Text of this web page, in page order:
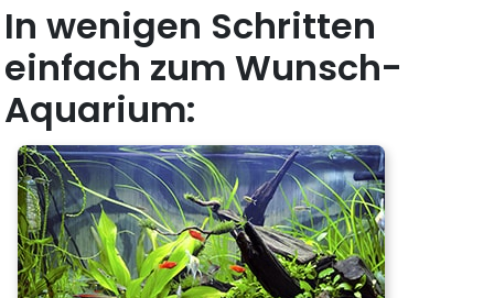
In wenigen Schritten
einfach zum Wunsch-
Aquarium: